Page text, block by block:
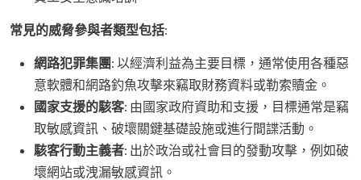
常見的威脅參與者類型包括:
網路犯罪集團: 以經濟利益為主要目標，通常使用各種惡
意軟體和網路釣魚攻擊來竊取財務資料或勒索贖金。
國家支援的駭客: 由國家政府資助和支援，目標通常是竊
取敏感資訊、破壞關鍵基礎設施或進行間諜活動。
駭客行動主義者: 出於政治或社會目的發動攻擊，例如破
壞網站或洩漏敏感資訊。